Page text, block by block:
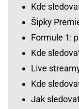
Kde
Šipky
Formule 1:
Kde
Live
Kde
Jak